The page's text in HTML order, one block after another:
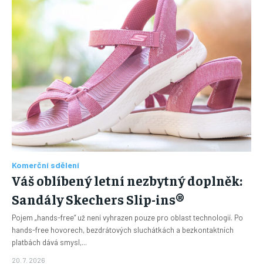
Komerční sdělení
Váš oblíbený letní nezbytný doplněk:
Sandály Skechers Slip-ins®
Pojem „hands-free“ už není vyhrazen pouze pro oblast technologií. Po
hands-free hovorech, bezdrátových sluchátkách a bezkontaktních
platbách dává smysl,...
20. 7. 2026